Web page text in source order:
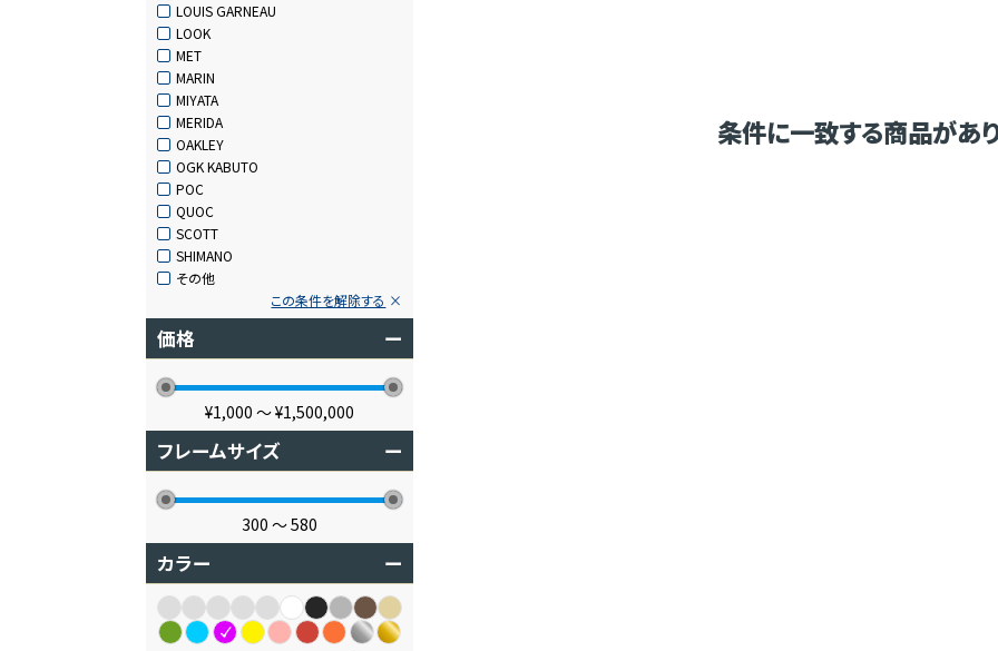
LOUIS GARNEAU
LOOK
MET
MARIN
MIYATA
MERIDA
OAKLEY
OGK KABUTO
POC
QUOC
SCOTT
SHIMANO
その他
この条件を解除する
価格 ー
¥1,000 〜¥1,500,000
フレームサイズ ー
300 〜580
カラー ー
条件に一致する商品があ